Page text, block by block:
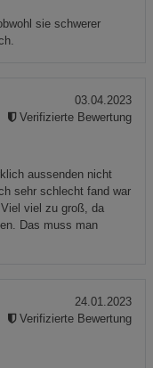
sie schwerer
aussenden nicht
sehr schlecht fand war
viel zu groß, da
Das muss man
03.04.2023
Verifizierte Bewertung
24.01.2023
Verifizierte Bewertung